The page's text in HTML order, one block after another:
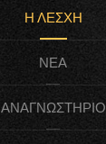
Η ΛΈΣΧΗ
ΝΈΑ
ΑΝΑΓΝΩΣΤΉΡΙΟ